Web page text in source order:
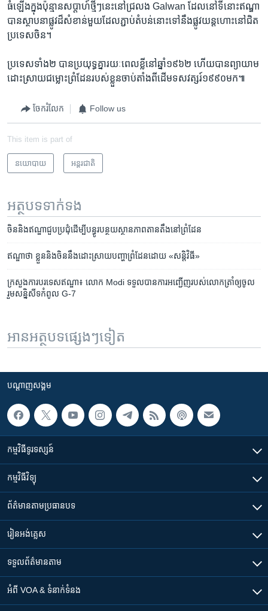
ធំឡើងក្នុងប៉ុន្មានសប្តាហ៍ថ្មីៗនេះនៅជ្រលង Galwan ដែលនៅទីនោះឥណ្ឌា
បានស្ថាបនាផ្លូវដ៏សំខាន់មួយដែលភ្ជាប់តំបន់នោះទៅនឹងផ្លូវយន្តហោះនៅជិត
ប្រទេសចិន។
ប្រទេសទាំង២ បានប្រយុទ្ធគ្នារយៈពេលខ្លីនៅឆ្នាំ១៩៦២ ហើយបានព្យាយាម
ដោះស្រាយ​ជម្លោះព្រំដែនរបស់ខ្លួនចាប់តាំងពីដើមទសវត្សរ៍១៩៩០មក៕
ចែករំលែក Follow us
This item is part of
នយោបាយ អន្តរជាតិ
អត្ថបទ​ទាក់ទង
ចិន​​និង​ឥណ្ឌា​ជួប​ប្រជុំ​ដើម្បី​បន្ធូរបន្ថយ​ស្ថានភាព​តានតឹង​នៅ​ព្រំដែន​​​​
ឥណ្ឌា​ថា ខ្លួន​និង​ចិន​នឹង​ដោះស្រាយ​បញ្ហា​ព្រំដែន​ដោយ «សន្តិវិធី»
ក្រសួងការបរទេសឥណ្ឌា៖ លោក Modi ទទួលបានការអញ្ជើញរបស់លោកត្រាំឲ្យចូល
រួមសន្និសីទកំពូល G-7
អានអត្ថបទផ្សេងៗទៀត
បណ្តាញ​សង្គម
កម្មវិធី​ទូរទស្សន៍
កម្មវិធី​វិទ្យុ
ព័ត៌មាន​តាមប្រធានបទ​
រៀន​​អង់គ្លេស
ទទួល​ព័ត៌មាន​តាម
អំពី​ VOA & ទំនាក់ទំនង